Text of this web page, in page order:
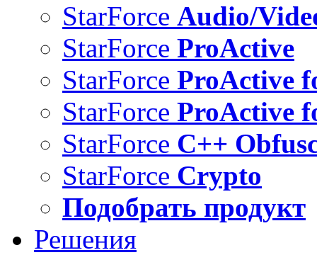
StarForce Audio/
StarForce ProActive
StarForce ProActive
StarForce ProActive
StarForce C++
StarForce Crypto
Подобрать продукт
Решения